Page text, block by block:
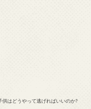
供はどうやって逃げればいいのか?